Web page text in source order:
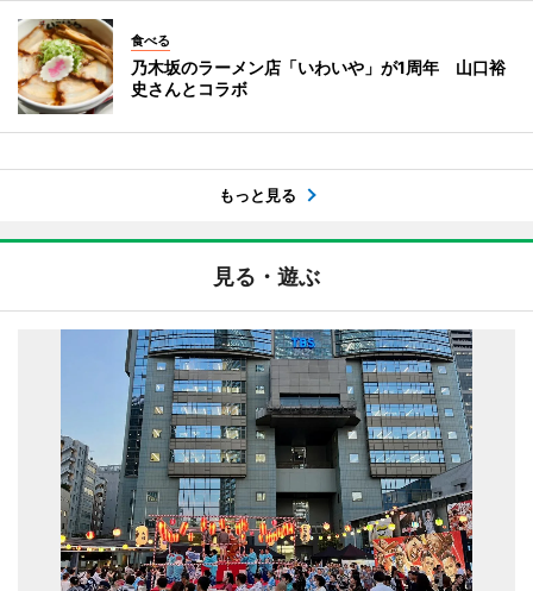
食べる
乃木坂のラーメン店「いわいや」が1周年 山口裕
史さんとコラボ
もっと見る
見る・遊ぶ